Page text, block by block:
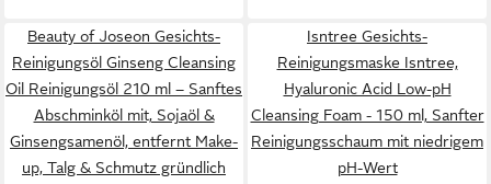
Beauty of Joseon Gesichts-
Reinigungsöl Ginseng Cleansing
Oil Reinigungsöl 210 ml – Sanftes
Abschminköl mit, Sojaöl &
Ginsengsamenöl, entfernt Make-
up, Talg & Schmutz gründlich
Isntree Gesichts-
Reinigungsmaske Isntree,
Hyaluronic Acid Low-pH
Cleansing Foam - 150 ml, Sanfter
Reinigungsschaum mit niedrigem
pH-Wert